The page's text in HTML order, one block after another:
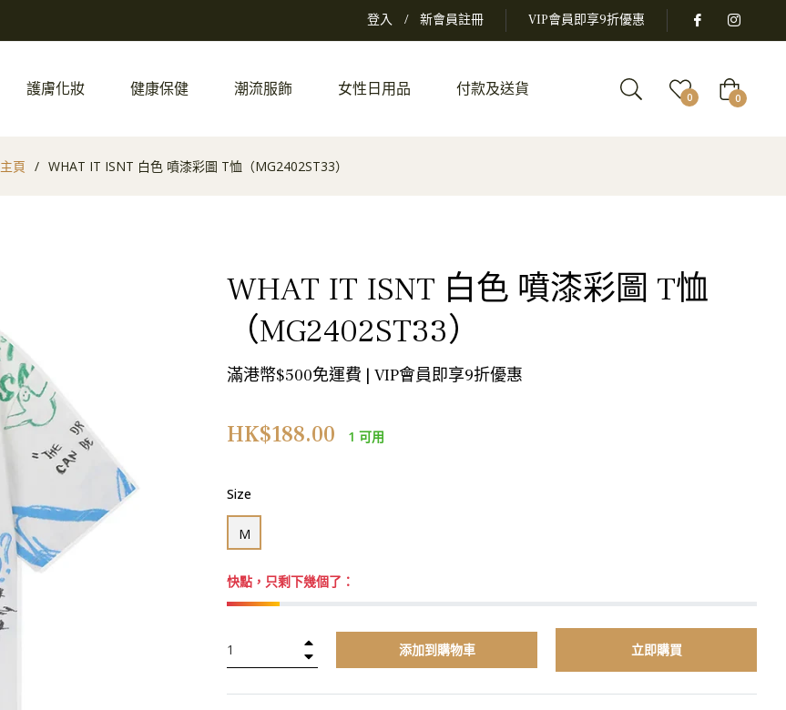
登入 / 新會員註冊 VIP會員即享9折優惠
護膚化妝 健康保健 潮流服飾 女性日用品 付款及送貨 0 大
車 0
主頁 / WHAT IT ISNT 白色 噴漆彩圖 T恤（MG2402ST33）
WHAT IT ISNT 白色 噴漆彩圖 T恤
（MG2402ST33）
滿港幣$500免運費 | VIP會員即享9折優惠
正
格
HK$188.00 1 可用
Size
M
快點，只剩下幾個了：
添加到購物車 立即購買